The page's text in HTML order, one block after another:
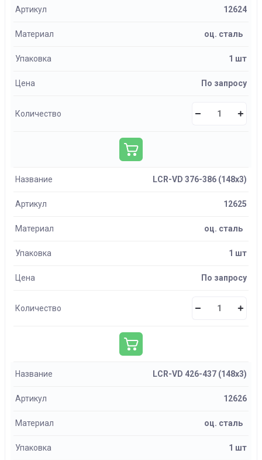
Артикул 12624
Материал оц. сталь
Упаковка 1 шт
Цена По запросу
Количество
Название LCR-VD 376-386 (148х3)
Артикул 12625
Материал оц. сталь
Упаковка 1 шт
Цена По запросу
Количество
Название LCR-VD 426-437 (148х3)
Артикул 12626
Материал оц. сталь
Упаковка 1 шт